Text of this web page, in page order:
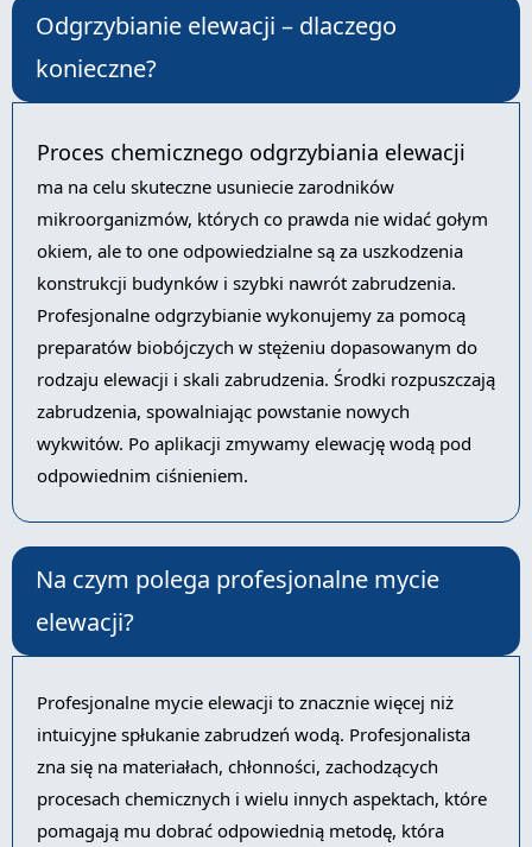
Odgrzybianie elewacji – dlaczego
konieczne?
Proces chemicznego odgrzybiania elewacji
ma na celu skuteczne usuniecie zarodników
mikroorganizmów, których co prawda nie widać gołym
okiem, ale to one odpowiedzialne są za uszkodzenia
konstrukcji budynków i szybki nawrót zabrudzenia.
Profesjonalne odgrzybianie wykonujemy za pomocą
preparatów biobójczych w stężeniu dopasowanym do
rodzaju elewacji i skali zabrudzenia. Środki rozpuszczają
zabrudzenia, spowalniając powstanie nowych
wykwitów. Po aplikacji zmywamy elewację wodą pod
odpowiednim ciśnieniem.
Na czym polega profesjonalne mycie
elewacji?
Profesjonalne mycie elewacji to znacznie więcej niż
intuicyjne spłukanie zabrudzeń wodą. Profesjonalista
zna się na materiałach, chłonności, zachodzących
procesach chemicznych i wielu innych aspektach, które
pomagają mu dobrać odpowiednią metodę, która